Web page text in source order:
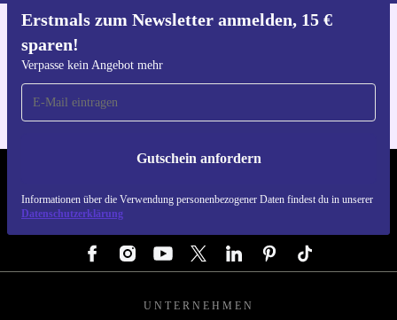
Erstmals zum Newsletter anmelden, 15 €
sparen!
Verpasse kein Angebot mehr
Gutschein anfordern
Informationen über die Verwendung personenbezogener Daten findest du in unserer
Datenschutzerklärung
Für iOS und Android
UNTERNEHMEN